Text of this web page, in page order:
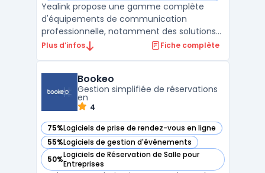
Yealink propose une gamme complète
d'équipements de communication
professionnelle, notamment des solutions
de téléphonie IP et de visioconférence
appareils VoIP de haute qualité, conçus
pour offrir une connectivité fluide ...
Plus d’infos Fiche complète
Bookeo
Gestion simplifiée de réservations
en
4
75%Logiciels de prise de rendez-vous en ligne
— voir Bookeo dans cette catégorie
55%Logiciels de gestion d'événements
— voir Bookeo dans cette catégorie
50%Logiciels de Réservation de Salle pour
Entreprises
— voir Bookeo dans cette catégorie